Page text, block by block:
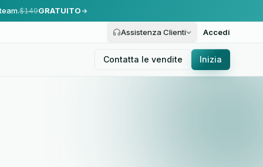
$149GRATUITO
Assistenza Clienti Accedi
Contatta le vendite Inizia